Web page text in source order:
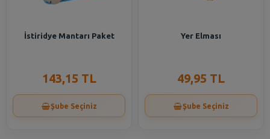
İstiridye Mantarı Paket
143,15 TL
Şube Seçiniz
Yer Elması
49,95 TL
Şube Seçiniz